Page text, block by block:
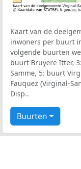
Kaart van de
inwoners per buurt
volgende buurten
buurt Bruyere Itter,
Samme, 5: buurt
Fauquez (Virginal-
Disp..
Buurten